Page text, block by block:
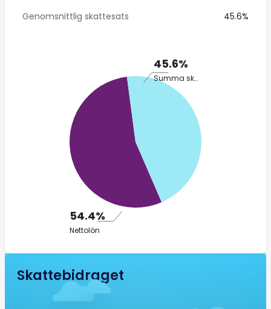
Genomsnittlig skattesats
45.6%
45.6%
Summa skatt
54.4%
Nettolön
Skattebidraget